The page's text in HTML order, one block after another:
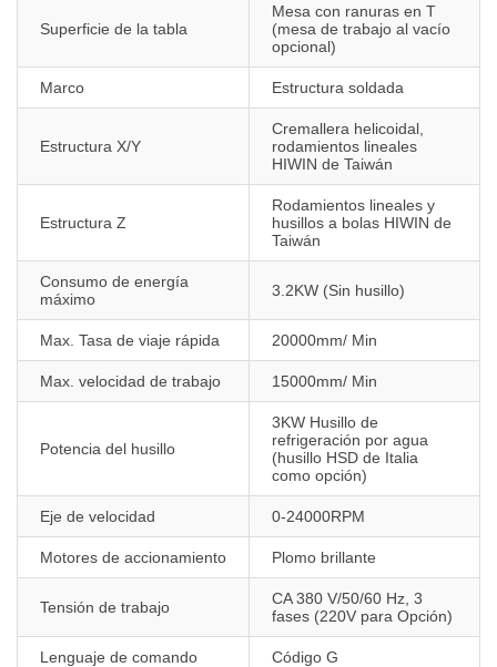
Superficie de la tabla
Mesa con ranuras en T
(mesa de trabajo al vacío
opcional)
Marco Estructura soldada
Estructura X/Y
Cremallera helicoidal,
rodamientos lineales
HIWIN de Taiwán
Estructura Z
Rodamientos lineales y
husillos a bolas HIWIN de
Taiwán
Consumo de energía
máximo
3.2KW (Sin husillo)
Max. Tasa de viaje rápida 20000mm/ Min
Max. velocidad de trabajo 15000mm/ Min
Potencia del husillo
3KW Husillo de
refrigeración por agua
(husillo HSD de Italia
como opción)
Eje de velocidad 0-24000RPM
Motores de accionamiento Plomo brillante
Tensión de trabajo
CA 380 V/50/60 Hz, 3
fases (220V para Opción)
Lenguaje de comando Código G